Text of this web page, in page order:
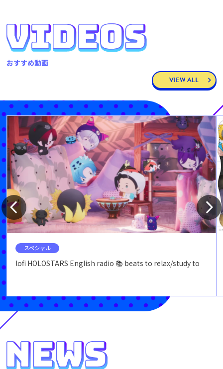
おすすめ動画
VIEW ALL
スペシャル
lofi HOLOSTARS English radio 📚 beats to relax/study to